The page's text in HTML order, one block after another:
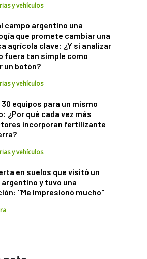
y vehículos
campo argentino una
que promete cambiar una
agrícola clave: ¿Y si analizar
fuera tan simple como
un botón?
y vehículos
30 equipos para un mismo
¿Por qué cada vez más
incorporan fertilizante
y vehículos
en suelos que visitó un
y tuvo una
"Me impresionó mucho"